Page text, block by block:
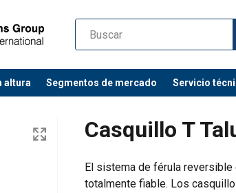
altura Segmentos de mercado Servicio
Casquillo T
El sistema de férula
totalmente fiable. Los